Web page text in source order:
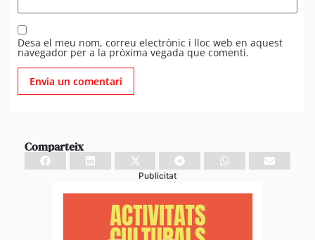
Desa el meu nom, correu electrònic i lloc web en aquest
navegador per a la pròxima vegada que comenti.
Comparteix
Publicitat